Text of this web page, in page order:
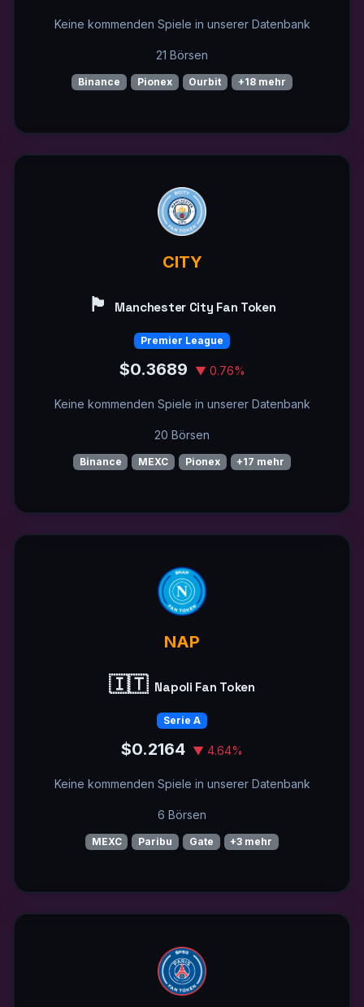
Keine kommenden Spiele in unserer Datenbank
21 Börsen
Binance Pionex Ourbit +18 mehr
CITY
🏴󠁧󠁢󠁥󠁮󠁧󠁿 Manchester City Fan Token
Premier League
$0.3689 ▼ 0.76%
Keine kommenden Spiele in unserer Datenbank
20 Börsen
Binance MEXC Pionex +17 mehr
NAP
🇮🇹 Napoli Fan Token
Serie A
$0.2164 ▼ 4.64%
Keine kommenden Spiele in unserer Datenbank
6 Börsen
MEXC Paribu Gate +3 mehr